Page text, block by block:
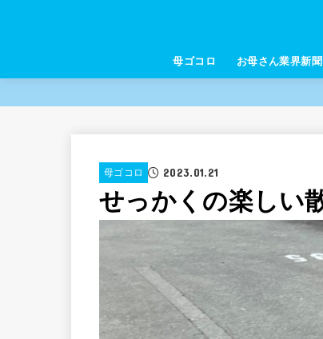
母ゴコロ お母さん業界新聞
母ゴコロ 2023.01.21
せっかくの楽しい